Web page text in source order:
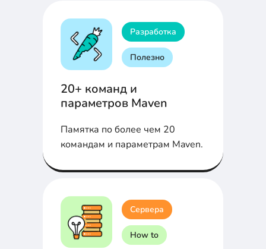
Разработка
Полезно
20+ команд и
параметров Maven
Памятка по более чем 20
командам и параметрам Maven.
Сервера
How to